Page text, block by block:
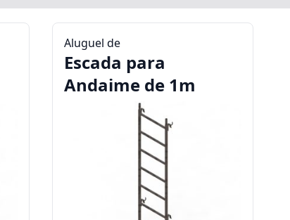
Aluguel de
Escada para
Andaime de 1m